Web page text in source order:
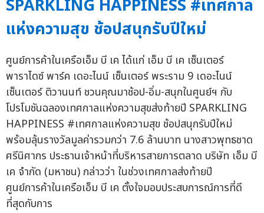
SPARKLING HAPPINESS #เทศกาล
แห่งความสุข ช้อปสนุกรับปีใหม่
ศูนย์การค้าในเครือเอ็ม บี เค ได้แก่ เอ็ม บี เค เซ็นเตอร์
พาราไดซ์ พาร์ค เดอะไนน์ เซ็นเตอร์ พระราม 9 เดอะไนน์
เซ็นเตอร์ ติวานนท์ ชวนคุณมาช้อป-อิ่ม-สนุกในศูนย์ฯ กับ
โปรโมชันฉลองเทศกาลแห่งความสุขส่งท้ายปี SPARKLING
HAPPINESS #เทศกาลแห่งความสุข ช้อปสนุกรับปีใหม่
พร้อมลุ้นรางวัลมูลค่ารวมกว่า 7.6 ล้านบาท นางสาวพุทธชาด
ศรีนิศากร ประธานเจ้าหน้าที่บริหารสายการตลาด บริษัท เอ็ม บี
เค จำกัด (มหาชน) กล่าวว่า ในช่วงเทศกาลส่งท้ายปี
ศูนย์การค้าในเครือเอ็ม บี เค ตั้งใจมอบประสบการณ์การที่ดี
ที่สุดกับการ